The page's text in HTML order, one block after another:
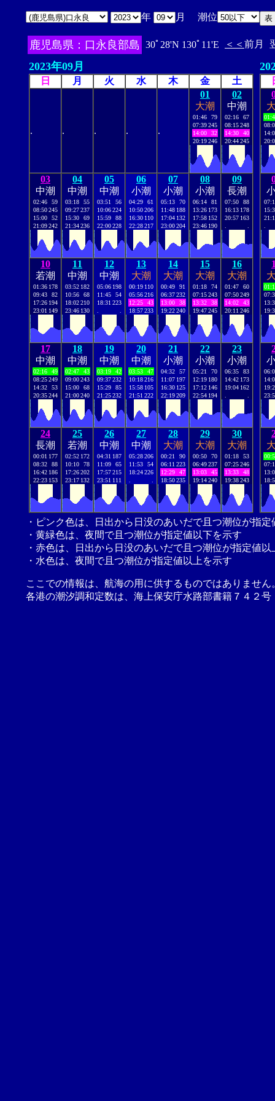
年 月 潮位
鹿児島県：口永良部島 30ﾟ28'N 130ﾟ11'E ＜＜ 前月
2023年09月
日 月 火 水 木 金 土
. . . . .
01
大潮
01:46
79
07:39245
14:00
32
20:19246
02
中潮
02:16
67
08:15248
14:30
40
20:44245
03
中潮
02:46
59
08:50245
15:00
52
21:09242
04
中潮
03:18
55
09:27237
15:30
69
21:34236
05
中潮
03:51
56
10:06224
15:59
88
22:00228
06
小潮
04:29
61
10:50206
16:30 110
22:28217
07
小潮
05:13
70
11:48 188
17:04 132
23:00204
08
小潮
06:14
81
13:26 173
17:58 152
23:46 190
09
長潮
07:50
88
16:13 178
20:57 163
10
若潮
01:36 178
09:43
82
17:26 194
23:01 149
11
中潮
03:52 182
10:56
68
18:02210
23:46 130
12
中潮
05:06 198
11:45
54
18:31 223
13
大潮
00:19 110
05:56216
12:25
43
18:57233
14
大潮
00:49
91
06:37232
13:00
38
19:22240
15
大潮
01:18
74
07:15243
13:32
38
19:47245
16
大潮
01:47
60
07:50249
14:02
43
20:11 246
17
中潮
02:16
49
08:25249
14:32
53
20:35244
18
中潮
02:47
43
09:00243
15:00
68
21:00240
19
中潮
03:19
42
09:37232
15:29
85
21:25232
20
中潮
03:53
47
10:18216
15:58 105
21:51 222
21
小潮
04:32
57
11:07 197
16:30 125
22:19209
22
小潮
05:21
70
12:19 180
17:12 146
22:54 194
23
小潮
06:35
83
14:42 173
19:04 162
24
長潮
00:01 177
08:32
88
16:42 186
22:23 153
25
若潮
02:52 172
10:10
78
17:26202
23:17 132
26
中潮
04:31 187
11:09
65
17:57215
23:51 111
27
中潮
05:28206
11:53
54
18:24226
28
大潮
00:21
90
06:11 223
12:29
47
18:50235
29
大潮
00:50
70
06:49237
13:03
45
19:14240
30
大潮
01:18
53
07:25246
13:33
48
19:38243
・ピンク色は、日出から日没のあいだで且つ潮位が指
・黄緑色は、夜間で且つ潮位が指定値以下を示す
・赤色は、日出から日没のあいだで且つ潮位が指定値以
・水色は、夜間で且つ潮位が指定値以上を示す
ここでの情報は、航海の用に供するものではありませ
各港の潮汐調和定数は、海上保安庁水路部書籍７４２